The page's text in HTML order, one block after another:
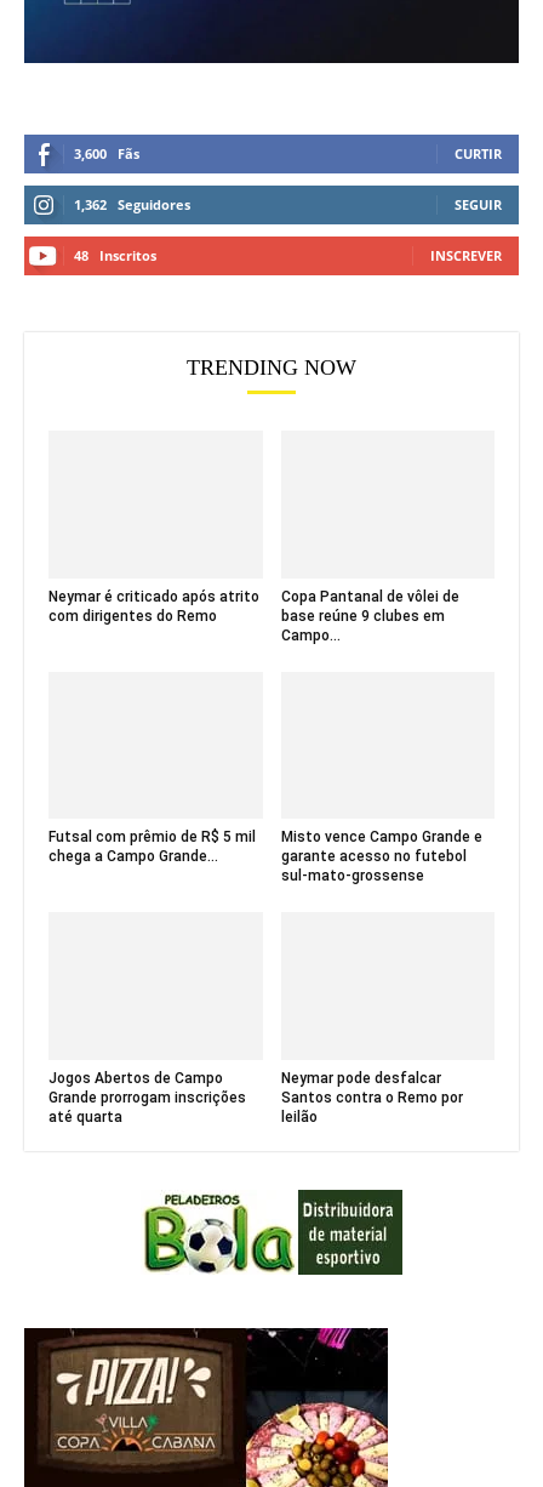
3,600 Fãs CURTIR
1,362 Seguidores SEGUIR
48 Inscritos INSCREVER
TRENDING NOW
Neymar é criticado após atrito
com dirigentes do Remo
Copa Pantanal de vôlei de
base reúne 9 clubes em
Campo...
Futsal com prêmio de R$ 5 mil
chega a Campo Grande...
Misto vence Campo Grande e
garante acesso no futebol
sul-mato-grossense
Jogos Abertos de Campo
Grande prorrogam inscrições
até quarta
Neymar pode desfalcar
Santos contra o Remo por
leilão